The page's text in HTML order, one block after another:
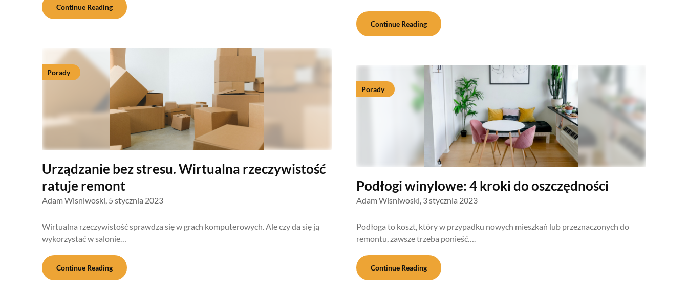
Continue Reading
Porady
Urządzanie bez stresu. Wirtualna rzeczywistość
ratuje remont
Adam Wisniwoski, 5 stycznia 2023
Wirtualna rzeczywistość sprawdza się w grach komputerowych. Ale czy da się ją
wykorzystać w salonie…
Continue Reading
Continue Reading
Porady
Podłogi winylowe: 4 kroki do oszczędności
Adam Wisniwoski, 3 stycznia 2023
Podłoga to koszt, który w przypadku nowych mieszkań lub przeznaczonych do
remontu, zawsze trzeba ponieść….
Continue Reading